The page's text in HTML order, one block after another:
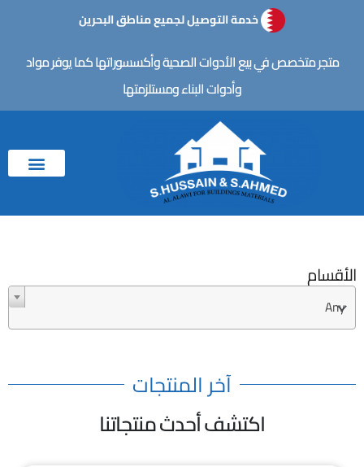
المحتوى
خدمة التوصيل لجميع مناطق البحرين
متجر متخصص في بيع الأدوات الصحية وأكسسوراتها كما يوفر مواد
وأدوات البناء ومستلزمتها
الأقسام
Any
آخر المنتجات
اكتشف أحدث منتجاتنا